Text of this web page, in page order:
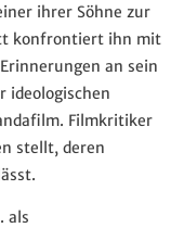
ihrer Söhne zur
konfrontiert ihn mit
an sein
ideologischen
Filmkritiker
stellt, deren
als